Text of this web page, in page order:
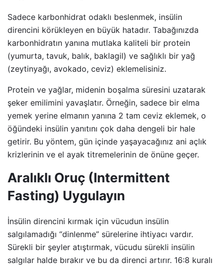
Sadece karbonhidrat odaklı beslenmek, insülin
direncini körükleyen en büyük hatadır. Tabağınızda
karbonhidratın yanına mutlaka kaliteli bir protein
(yumurta, tavuk, balık, baklagil) ve sağlıklı bir yağ
(zeytinyağı, avokado, ceviz) eklemelisiniz.
Protein ve yağlar, midenin boşalma süresini uzatarak
şeker emilimini yavaşlatır. Örneğin, sadece bir elma
yemek yerine elmanın yanına 2 tam ceviz eklemek, o
öğündeki insülin yanıtını çok daha dengeli bir hale
getirir. Bu yöntem, gün içinde yaşayacağınız ani açlık
krizlerinin ve el ayak titremelerinin de önüne geçer.
Aralıklı Oruç (Intermittent
Fasting) Uygulayın
İnsülin direncini kırmak için vücudun insülin
salgılamadığı “dinlenme” sürelerine ihtiyacı vardır.
Sürekli bir şeyler atıştırmak, vücudu sürekli insülin
salgılar halde bırakır ve bu da direnci artırır. 16:8 kuralı